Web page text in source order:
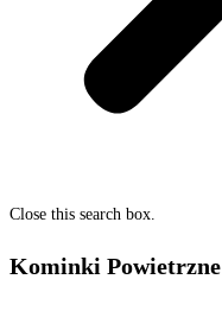
Close this search box.
Kominki Powietrzne